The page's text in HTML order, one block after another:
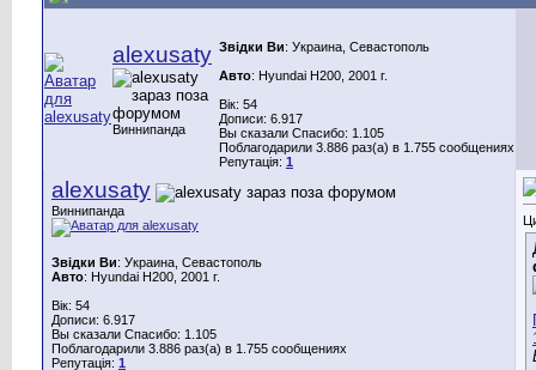
alexusaty
Виннипанда
Звідки Ви: Украина, Севастополь
Авто: Hyundai H200, 2001 г.
Вік: 54
Дописи: 6.917
Вы сказали Спасибо: 1.105
Поблагодарили 3.886 раз(а) в 1.755 сообщениях
Репутація: 1
alexusaty
Виннипанда
Звідки Ви: Украина, Севастополь
Авто: Hyundai H200, 2001 г.
Вік: 54
Дописи: 6.917
Вы сказали Спасибо: 1.105
Поблагодарили 3.886 раз(а) в 1.755 сообщениях
Репутація: 1